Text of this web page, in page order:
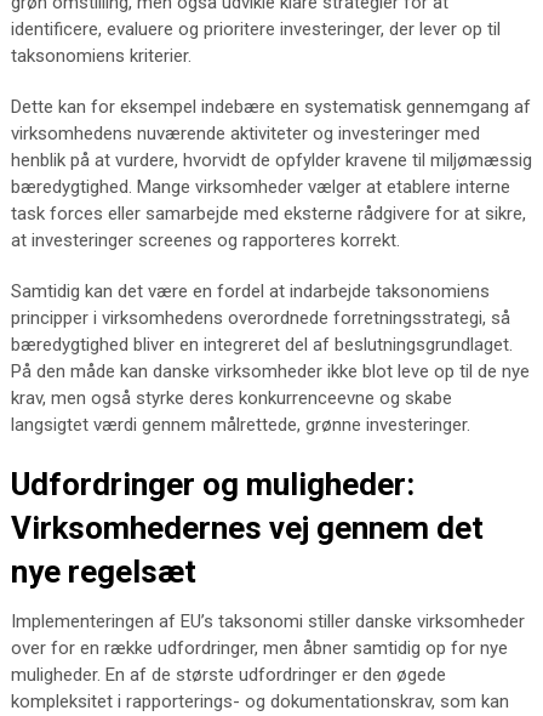
identificere, evaluere og prioritere investeringer, der lever op til
taksonomiens kriterier.
Dette kan for eksempel indebære en systematisk gennemgang af
virksomhedens nuværende aktiviteter og investeringer med
henblik på at vurdere, hvorvidt de opfylder kravene til miljømæssig
bæredygtighed. Mange virksomheder vælger at etablere interne
task forces eller samarbejde med eksterne rådgivere for at sikre,
at investeringer screenes og rapporteres korrekt.
Samtidig kan det være en fordel at indarbejde taksonomiens
principper i virksomhedens overordnede forretningsstrategi, så
bæredygtighed bliver en integreret del af beslutningsgrundlaget.
På den måde kan danske virksomheder ikke blot leve op til de nye
krav, men også styrke deres konkurrenceevne og skabe
langsigtet værdi gennem målrettede, grønne investeringer.
Udfordringer og muligheder:
Virksomhedernes vej gennem det
nye regelsæt
Implementeringen af EU’s taksonomi stiller danske virksomheder
over for en række udfordringer, men åbner samtidig op for nye
muligheder. En af de største udfordringer er den øgede
kompleksitet i rapporterings- og dokumentationskrav, som kan